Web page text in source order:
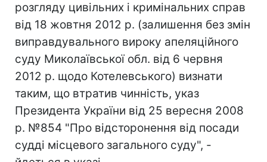
розгляду цивільних і кримінальних справ
від 18 жовтня 2012 р. (залишення без змін
виправдувального вироку апеляційного
суду Миколаївської обл. від 6 червня
2012 р. щодо Котелевського) визнати
таким, що втратив чинність, указ
Президента України від 25 вересня 2008
р. №854 "Про відсторонення від посади
судді місцевого загального суду", -